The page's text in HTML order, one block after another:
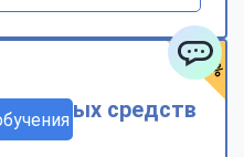
средств
- 40%